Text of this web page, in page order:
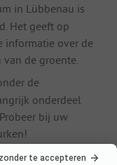
in Lübbenau is
Het geeft op
informatie over de
de groente.
de
onderdeel
bij uw
met kinderen